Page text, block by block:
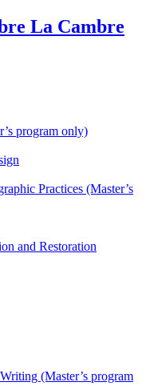
La Cambre
program only)
Practices (Master’s
and Restoration
(Master’s program